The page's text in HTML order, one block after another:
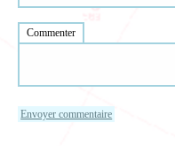
Commenter